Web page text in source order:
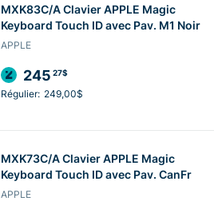
MXK83C/A Clavier APPLE Magic
Keyboard Touch ID avec Pav. M1 Noir
APPLE
245 27$
Régulier: 249,00$
MXK73C/A Clavier APPLE Magic
Keyboard Touch ID avec Pav. CanFr
APPLE